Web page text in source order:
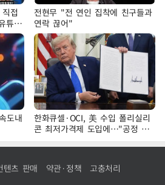
접
튜버
전현무 "전 연인 집착에 친구들과
연락 끊어"
도내
한화큐셀·OCI, 美 수입 폴리실리
콘 최저가격제 도입에…"공정 경
쟁·수익성 개선 환영"
텐츠 판매 약관·정책 고충처리